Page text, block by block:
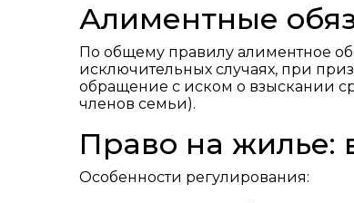
Алиментные
По общему правилу алиментное
исключительных случаях, при
обращение с иском о взыскании
членов семьи).
Право на жилье:
Особенности регулирования: